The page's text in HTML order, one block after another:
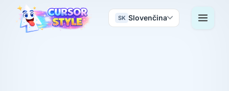
SK Slovenčina